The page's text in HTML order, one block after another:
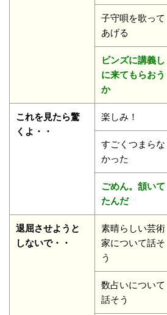
子守唄を歌って
あげる
ビンズに講義し
に来てもらおう
か
これを見たら驚
くよ・・
楽しみ！
すごくつまらな
かった
ごめん。頷いて
たんだ
退屈させようと
しないで・・
素晴らしい芸術
家について話そ
う
数占いについて
話そう